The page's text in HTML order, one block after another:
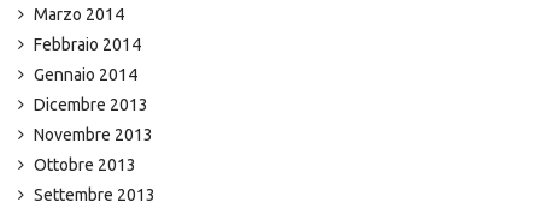
Marzo 2014
Febbraio 2014
Gennaio 2014
Dicembre 2013
Novembre 2013
Ottobre 2013
Settembre 2013